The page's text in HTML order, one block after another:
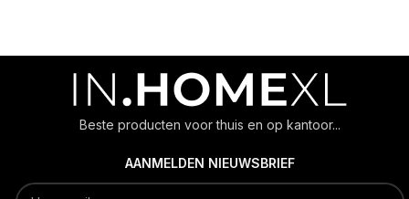
Beste producten voor thuis en op kantoor...
AANMELDEN NIEUWSBRIEF